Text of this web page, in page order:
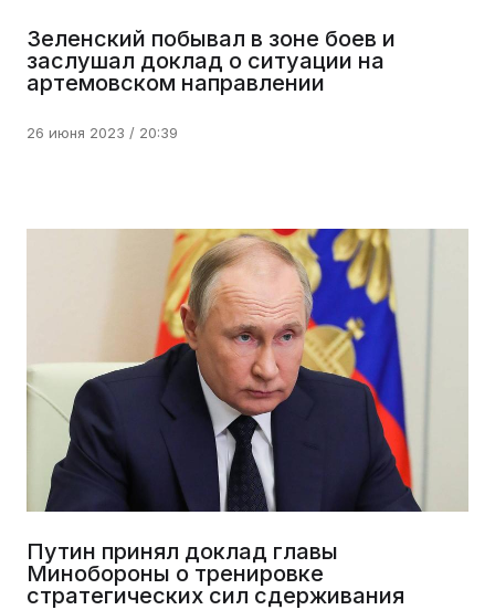
Зеленский побывал в зоне боев и
заслушал доклад о ситуации на
артемовском направлении
26 июня 2023 / 20:39
Путин принял доклад главы
Минобороны о тренировке
стратегических сил сдерживания